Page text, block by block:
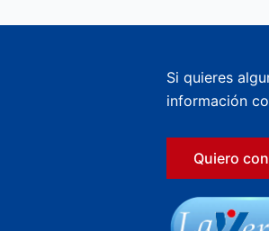
Si quieres
información
Quiero